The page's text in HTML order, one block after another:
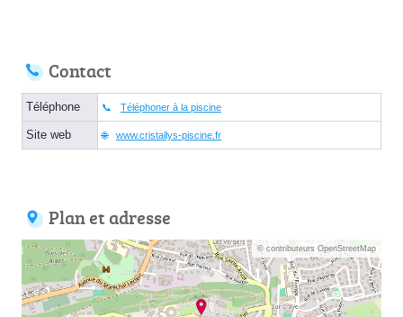
Contact
Téléphone Téléphoner à la piscine
Site web www.cristallys-piscine.fr
Plan et adresse
© contributeurs OpenStreetMap